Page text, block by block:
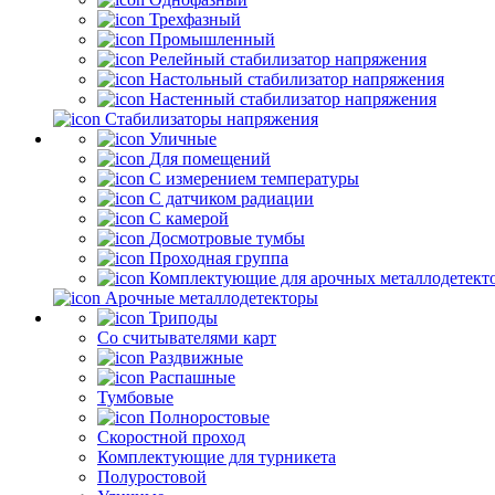
Трехфазный
Промышленный
Релейный стабилизатор напряжения
Настольный стабилизатор напряжения
Настенный стабилизатор напряжения
Стабилизаторы напряжения
Уличные
Для помещений
С измерением температуры
С датчиком радиации
С камерой
Досмотровые тумбы
Проходная группа
Комплектующие для арочных
Арочные металлодетекторы
Триподы
Со считывателями карт
Раздвижные
Распашные
Тумбовые
Полноростовые
Скоростной проход
Комплектующие для турникета
Полуростовой